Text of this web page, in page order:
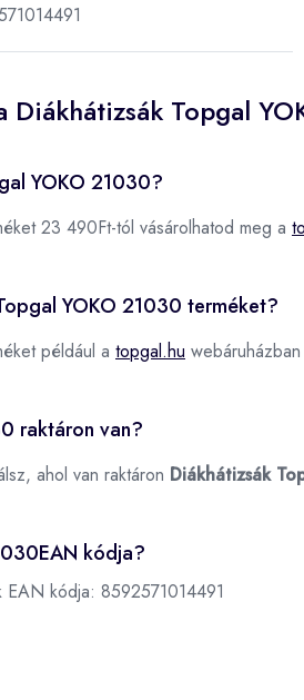
Topgal
YOKO 21030?
23 490Ft-tól vásárolhatod meg a
YOKO 21030 terméket?
például a topgal.hu
raktáron van?
ahol van raktáron Diákhátizsák
kódja?
EAN kódja: 8592571014491